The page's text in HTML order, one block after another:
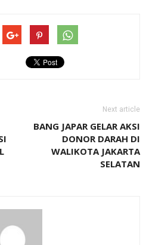
Next article
BANG JAPAR GELAR AKSI
DONOR DARAH DI
WALIKOTA JAKARTA
SELATAN